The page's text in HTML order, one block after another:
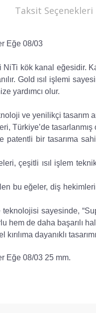
Taksit Seçenekleri
Eğe 08/03
NiTi kök kanal eğesidir.
Gold ısıl iş lemi
yardımcı olur.
ve yenilikçi tasarım
Türkiye’de
patentli bir tasarıma
çeşitli ısıl işlem
bu eğeler, diş
teknolojisi sayesinde,
hem de daha başarılı
dayanıklı
Eğe 08/03 25 mm.